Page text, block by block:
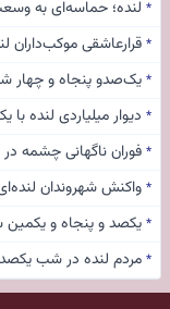
* لنده؛ حماسه‌ای به
* قرارعاشقی موکب‌داران
* یک‌صدو پنجاه و چهار
* دیوار میلیاردی لنده
* فوران ناگهانی چشمه
* واکنش شهروندان
* یکصد و پنجاه و
* مردم لنده در شب